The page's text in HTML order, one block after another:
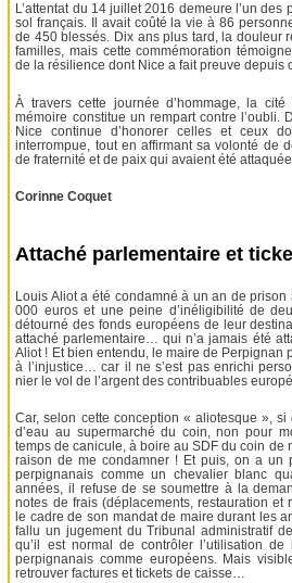
L’attentat du 14 juillet 2016 demeure l’un
sol français. Il avait coûté la vie à 86
de 450 blessés. Dix ans plus tard, la douleur
familles, mais cette commémoration
de la résilience dont Nice a fait preuve depuis
À travers cette journée d’hommage, la
mémoire constitue un rempart contre l’oubli.
Nice continue d’honorer celles et ceux
interrompue, tout en affirmant sa volonté de
de fraternité et de paix qui avaient été
Corinne Coquet
Attaché parlementaire et
Louis Aliot a été condamné à un an de
000 euros et une peine d’inéligibilité de
détourné des fonds européens de leur
attaché parlementaire… qui n’a jamais été
Aliot ! Et bien entendu, le maire de Perpignan
à l’injustice… car il ne s’est pas enrichi
nier le vol de l’argent des contribuables
Car, selon cette conception « aliotesque »,
d’eau au supermarché du coin, non pour
temps de canicule, à boire au SDF du coin de
raison de me condamner ! Et puis, on a un
perpignanais comme un chevalier blanc
années, il refuse de se soumettre à la
notes de frais (déplacements, restauration et
le cadre de son mandat de maire durant les
fallu un jugement du Tribunal administratif
qu’il est normal de contrôler l’utilisation
perpignanais comme européens. Mais
retrouver factures et tickets de caisse…